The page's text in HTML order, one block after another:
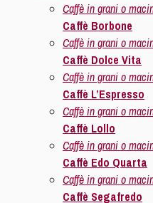
Caffè in grani o
Caffè Borbone
Caffè in grani o
Caffè Dolce Vita
Caffè in grani o
Caffè L’Espresso
Caffè in grani o
Caffè Lollo
Caffè in grani o
Caffè Edo Quarta
Caffè in grani o
Caffè Segafredo